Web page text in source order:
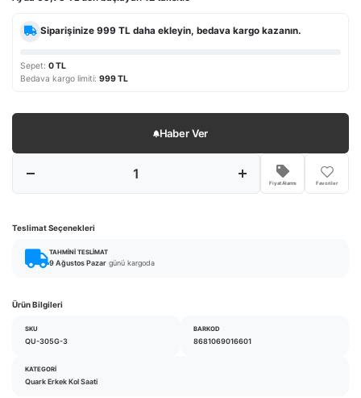
Siparişinize999 TL daha ekleyin, bedava kargo kazanın.
Sepet: 0 TL
Bedava kargo limiti: 999 TL
Haber Ver
Fiyat Alarmı Favoriler
Teslimat Seçenekleri
TAHMINI TESLIMAT
9 Ağustos Pazar günü kargoda
Ürün Bilgileri
SKU
QU-305G-3
BARKOD
8681069016601
KATEGORI
Quark Erkek Kol Saati